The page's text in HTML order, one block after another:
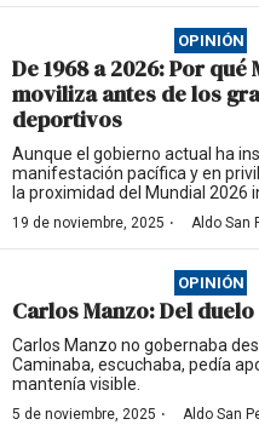
OPINIÓN
De 1968 a 2026: Por qué
moviliza antes de los
deportivos
Aunque el gobierno actual ha
manifestación pacífica y en
la proximidad del Mundial 2026
19 de noviembre, 2025 · Aldo San
OPINIÓN
Carlos Manzo: Del
Carlos Manzo no gobernaba
Caminaba, escuchaba, pedía
mantenía visible.
5 de noviembre, 2025 · Aldo San